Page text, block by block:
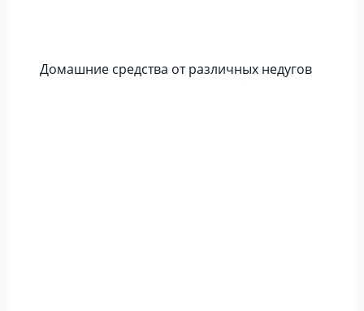
Домашние средства от различных недугов